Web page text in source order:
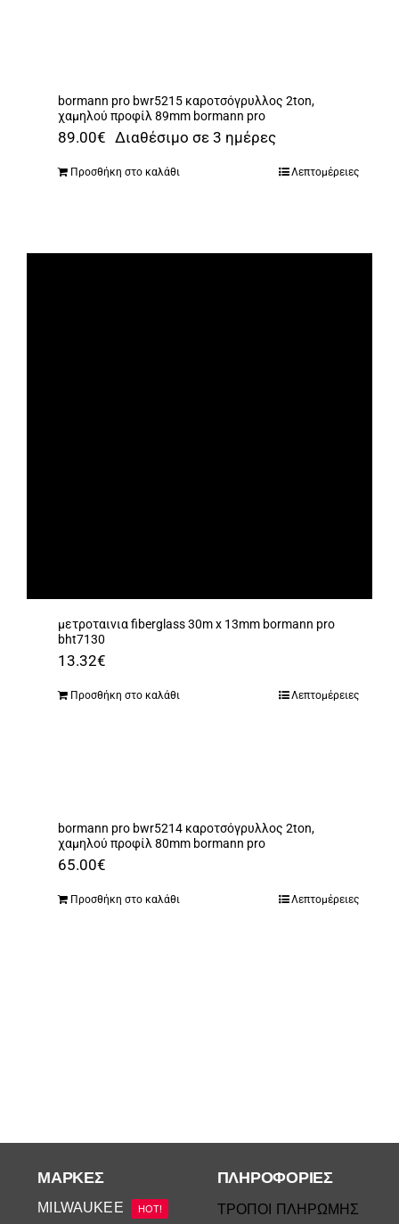
bormann pro bwr5215 καροτσόγρυλλος 2ton,
χαμηλού προφίλ 89mm bormann pro
89.00€ Διαθέσιμο σε 3 ημέρες
Προσθήκη στο καλάθι Λεπτομέρειες
μετροταινια fiberglass 30m x 13mm bormann pro
bht7130
13.32€
Προσθήκη στο καλάθι Λεπτομέρειες
bormann pro bwr5214 καροτσόγρυλλος 2ton,
χαμηλού προφίλ 80mm bormann pro
65.00€
Προσθήκη στο καλάθι Λεπτομέρειες
ΜΆΡΚΕΣ
MILWAUKEE HOT!
ΠΛΗΡΟΦΟΡΙΕΣ
ΤΡΟΠΟΙ ΠΛΗΡΩΜΗΣ